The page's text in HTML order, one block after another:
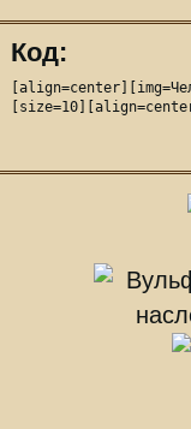
Код: